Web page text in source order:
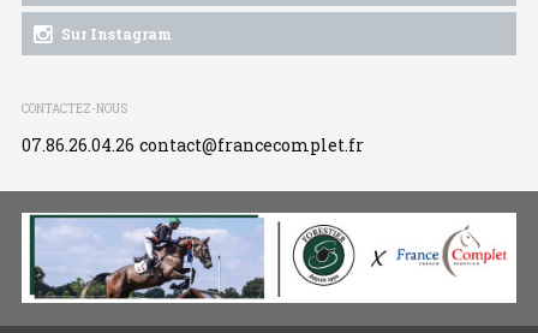
Sur Instagram
CONTACTEZ-NOUS
07.86.26.04.26 contact@francecomplet.fr